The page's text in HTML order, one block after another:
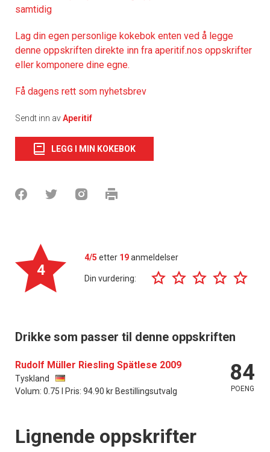
samtidig
Lag din egen personlige kokebok enten ved å legge
denne oppskriften direkte inn fra aperitif.nos oppskrifter
eller komponere dine egne.
Få dagens rett som nyhetsbrev
Sendt inn avAperitif
LEGG I MIN KOKEBOK
4
4/5 etter 19anmeldelser
Din vurdering:
Drikke som passer til denne oppskriften
Rudolf Müller Riesling Spätlese 2009
Tyskland
Volum: 0.75 l Pris: 94.90 kr Bestillingsutvalg
84
POENG
Lignende oppskrifter